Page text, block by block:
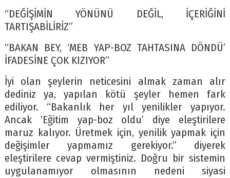
“DEĞİŞİMİN YÖNÜNÜ DEĞİL, İÇERİĞİNİ
TARTIŞABİLİRİZ”
“BAKAN BEY, ‘MEB YAP-BOZ TAHTASINA DÖNDÜ’
İFADESİNE ÇOK KIZIYOR”
İyi olan şeylerin neticesini almak zaman alır
dediniz ya, yapılan kötü şeyler hemen fark
ediliyor. “Bakanlık her yıl yenilikler yapıyor.
Ancak ‘Eğitim yap-boz oldu’ diye eleştirilere
maruz kalıyor. Üretmek için, yenilik yapmak için
değişimler yapmamız gerekiyor.” diyerek
eleştirilere cevap vermiştiniz. Doğru bir sistemin
uygulanamıyor olmasının nedeni siyasi